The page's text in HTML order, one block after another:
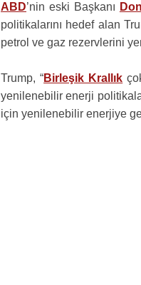
ABD’nin eski Başkanı
politikalarını hedef alan
petrol ve gaz rezervlerini
Trump, “Birleşik Krallık
yenilenebilir enerji
için yenilenebilir enerjiye